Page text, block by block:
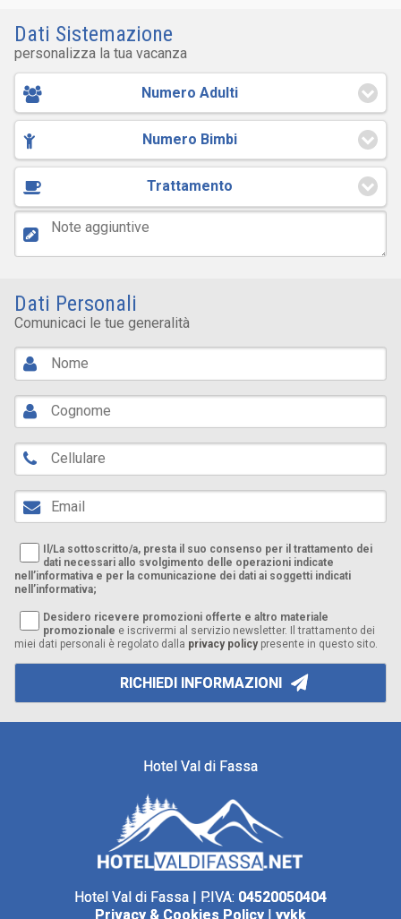
Dati Sistemazione
personalizza la tua vacanza
Numero Adulti
Numero Bimbi
Trattamento
Dati Personali
Comunicaci le tue generalità
Il/La sottoscritto/a, presta il suo consenso per il trattamento dei
dati necessari allo svolgimento delle operazioni indicate
nell’informativa e per la comunicazione dei dati ai soggetti indicati
nell’informativa;
Desidero ricevere promozioni offerte e altro materiale
promozionale e iscrivermi al servizio newsletter. Il trattamento dei
miei dati personali è regolato dalla privacy policypresente in questo sito.
RICHIEDI INFORMAZIONI
Hotel Val di Fassa
Hotel Val di Fassa | P.IVA: 04520050404
Privacy & Cookies Policy | yykk